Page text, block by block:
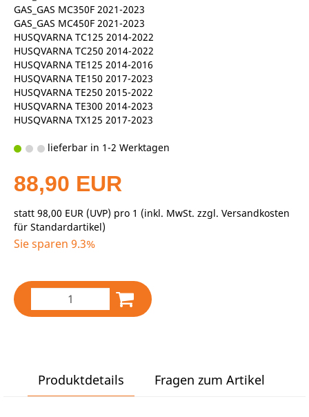
GAS_GAS MC350F 2021-2023
GAS_GAS MC450F 2021-2023
HUSQVARNA TC125 2014-2022
HUSQVARNA TC250 2014-2022
HUSQVARNA TE125 2014-2016
HUSQVARNA TE150 2017-2023
HUSQVARNA TE250 2015-2022
HUSQVARNA TE300 2014-2023
HUSQVARNA TX125 2017-2023
lieferbar in 1-2 Werktagen
88,90 EUR
statt 98,00 EUR (UVP) pro 1 (inkl. MwSt. zzgl. Versandkosten
für Standardartikel)
Sie sparen 9.3%
Produktdetails Fragen zum Artikel